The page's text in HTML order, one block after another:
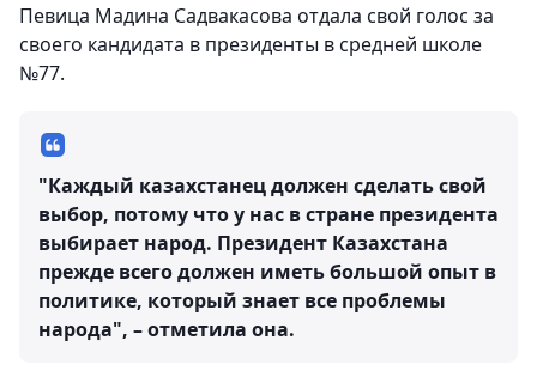
Певица Мадина Садвакасова отдала свой голос за
своего кандидата в президенты в средней школе
№77.
"Каждый казахстанец должен сделать свой
выбор, потому что у нас в стране президента
выбирает народ. Президент Казахстана
прежде всего должен иметь большой опыт в
политике, который знает все проблемы
народа", – отметила она.